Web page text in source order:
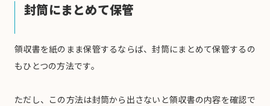
封筒にまとめて保管
領収書を紙のまま保管するならば、封筒にまとめて保管するの
もひとつの方法です。
ただし、この方法は封筒から出さないと領収書の内容を確認で